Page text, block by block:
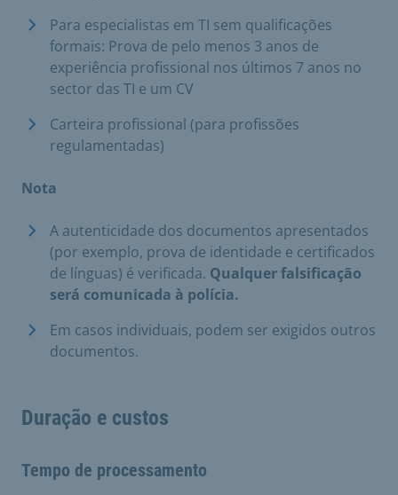
Para especialistas em TI sem qualificações
formais: Prova de pelo menos 3 anos de
experiência profissional nos últimos 7 anos no
sector das TI e um CV
Carteira profissional (para profissões
regulamentadas)
Nota
A autenticidade dos documentos apresentados
(por exemplo, prova de identidade e certificados
de línguas) é verificada. Qualquer falsificação
será comunicada à polícia.
Em casos individuais, podem ser exigidos outros
documentos.
Duração e custos
Tempo de processamento